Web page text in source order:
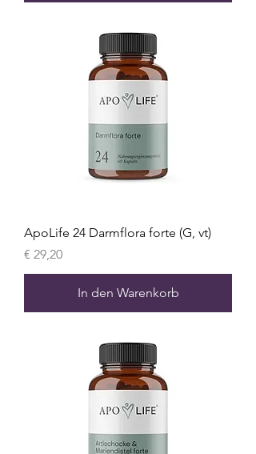
ApoLife 24 Darmflora forte (G, vt)
Preis
€ 29,20
In den Warenkorb